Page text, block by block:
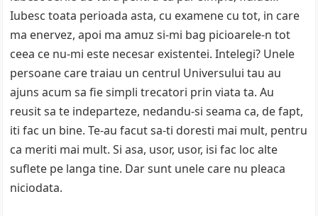
Iubesc toata perioada asta, cu examene cu tot, in care
ma enervez, apoi ma amuz si-mi bag picioarele-n tot
ceea ce nu-mi este necesar existentei. Intelegi? Unele
persoane care traiau un centrul Universului tau au
ajuns acum sa fie simpli trecatori prin viata ta. Au
reusit sa te indeparteze, nedandu-si seama ca, de fapt,
iti fac un bine. Te-au facut sa-ti doresti mai mult, pentru
ca meriti mai mult. Si asa, usor, usor, isi fac loc alte
suflete pe langa tine. Dar sunt unele care nu pleaca
niciodata.